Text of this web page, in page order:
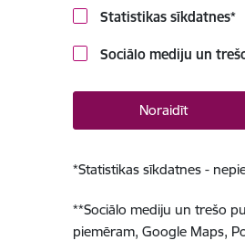
Statistikas sīkdatnes*
Sociālo mediju un
Noraidīt
*Statistikas sīkdatnes -
**Sociālo mediju un trešo
piemēram, Google Maps,